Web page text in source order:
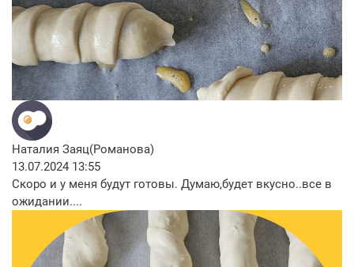
Наталия Заяц(Романова)
13.07.2024 13:55
Скоро и у меня будут готовы. Думаю,будет вкусно..все в
ожидании....